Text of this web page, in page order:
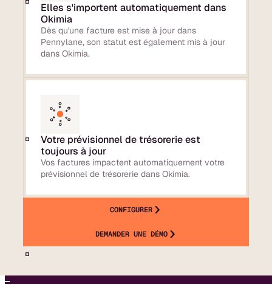
Elles s'importent automatiquement dans
Okimia
Dès qu'une facture est mise à jour dans
Pennylane, son statut est également mis à jour
dans Okimia.
Votre prévisionnel de trésorerie est
toujours à jour
Vos factures impactent automatiquement votre
prévisionnel de trésorerie dans Okimia.
CONFIGURER
DEMANDER UNE DÉMO